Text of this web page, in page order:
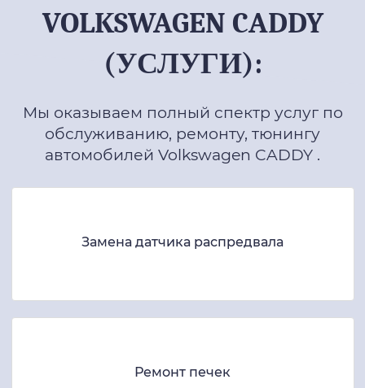
VOLKSWAGEN CADDY
(УСЛУГИ):
Мы оказываем полный спектр услуг по
обслуживанию, ремонту, тюнингу
автомобилей Volkswagen CADDY .
Замена датчика распредвала
Ремонт печек